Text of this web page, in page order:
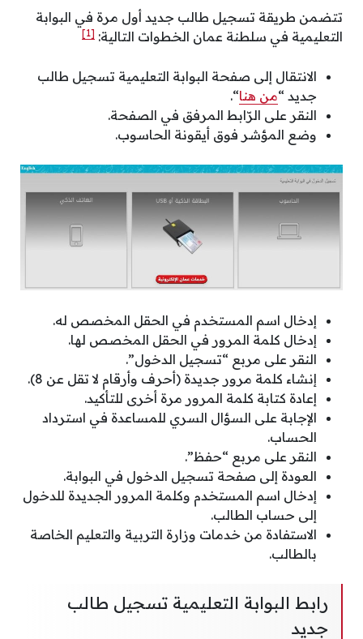
تتضمن طريقة تسجيل طالب جديد أول مرة في البوابة
التعليمية في سلطنة عمان الخطوات التالية: [1]
الانتقال إلى صفحة البوابة التعليمية تسجيل طالب
جديد “من هنا“.
النقر على الرّابط المرفق في الصفحة.
وضع المؤشر فوق أيقونة الحاسوب.
إدخال اسم المستخدم في الحقل المخصص له.
إدخال كلمة المرور في الحقل المخصص لها.
النقر على مربع “تسجيل الدخول”.
إنشاء كلمة مرور جديدة (أحرف وأرقام لا تقل عن 8).
إعادة كتابة كلمة المرور مرة أخرى للتأكيد.
الإجابة على السؤال السري للمساعدة في استرداد
الحساب.
النقر على مربع “حفظ”.
العودة إلى صفحة تسجيل الدخول في البوابة.
إدخال اسم المستخدم وكلمة المرور الجديدة للدخول
إلى حساب الطالب.
الاستفادة من خدمات وزارة التربية والتعليم الخاصة
بالطالب.
رابط البوابة التعليمية تسجيل طالب
جديد